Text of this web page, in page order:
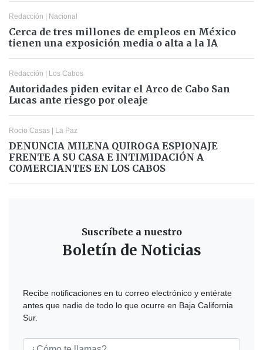
Redacción | Nacional
Cerca de tres millones de empleos en México
tienen una exposición media o alta a la IA
Redacción | Los Cabos
Autoridades piden evitar el Arco de Cabo San
Lucas ante riesgo por oleaje
Rocio Casas | La Paz
DENUNCIA MILENA QUIROGA ESPIONAJE
FRENTE A SU CASA E INTIMIDACIÓN A
COMERCIANTES EN LOS CABOS
Suscríbete a nuestro
Boletín de Noticias
Recibe notificaciones en tu correo electrónico y entérate
antes que nadie de todo lo que ocurre en Baja California
Sur.